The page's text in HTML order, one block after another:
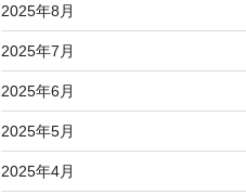
2025年8月
2025年7月
2025年6月
2025年5月
2025年4月